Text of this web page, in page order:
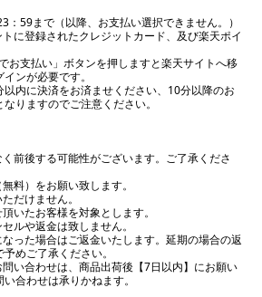
59まで（以降、お支払い選択できません。）
に登録されたクレジットカード、及び楽天ポイ
お支払い」ボタンを押しますと楽天サイトへ移
ンが必要です。
内に決済をお済ませください、10分以降のお
りますのでご注意ください。
前後する可能性がございます。ご了承くださ
料）をお願い致します。
だけません。
いたお客様を対象とします。
ルや返金は致しません。
った場合はご返金いたします。延期の場合の返
めご了承ください。
い合わせは、商品出荷後【7日以内】にお願い
合わせは承りかねます。